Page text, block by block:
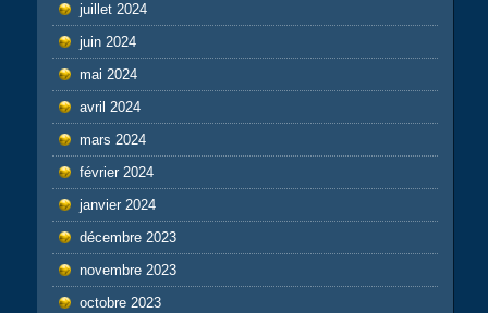
juillet 2024
juin 2024
mai 2024
avril 2024
mars 2024
février 2024
janvier 2024
décembre 2023
novembre 2023
octobre 2023